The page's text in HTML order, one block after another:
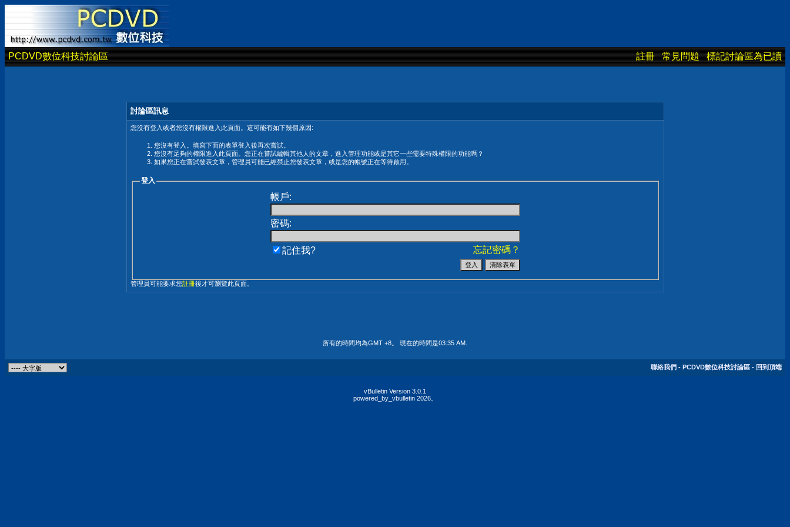
PCDVD數位科技討論區 註冊 常見問題 標記討論區為已讀
討論區訊息
您沒有登入或者您沒有權限進入此頁面。這可能有如下幾個原因:
您沒有登入。填寫下面的表單登入後再次嘗試。
您沒有足夠的權限進入此頁面。您正在嘗試編輯其他人的文章，進入管理功能或是其它一些需要特殊權限的功能嗎？
如果您正在嘗試發表文章，管理員可能已經禁止您發表文章，或是您的帳號正在等待啟用。
登入
帳戶:
密碼:
忘記密碼？
記住我?
管理員可能要求您註冊後才可瀏覽此頁面。
所有的時間均為GMT +8。 現在的時間是03:35 AM
聯絡我們 - PCDVD數位科技討論區 - 回到頂端
vBulletin Version 3.0.1
powered_by_vbulletin 2026。